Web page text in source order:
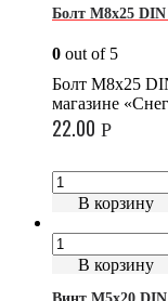
Болт М8х25 DIN
0 out of 5
Болт М8х25
магазине
22.00 Р
В корзину
В корзину